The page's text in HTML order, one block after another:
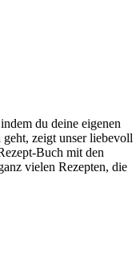
du deine eigenen
zeigt unser liebevoll
Buch mit den
vielen Rezepten, die